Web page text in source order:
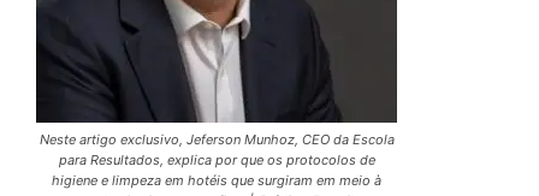
Neste artigo exclusivo, Jeferson Munhoz, CEO da Escola
para Resultados, explica por que os protocolos de
higiene e limpeza em hotéis que surgiram em meio à